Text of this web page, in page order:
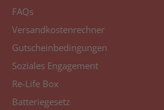
FAQs
Versandkostenrechner
Gutscheinbedingungen
Soziales Engagement
Re-Life Box
Batteriegesetz